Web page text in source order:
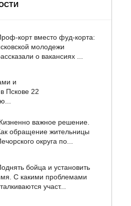
корт вместо фуд-корта:
молодежи
о вакансиях ...
и
Пскове 22
важное решение.
обращение жительницы
округа по...
бойца и установить
С какими проблемами
участ...